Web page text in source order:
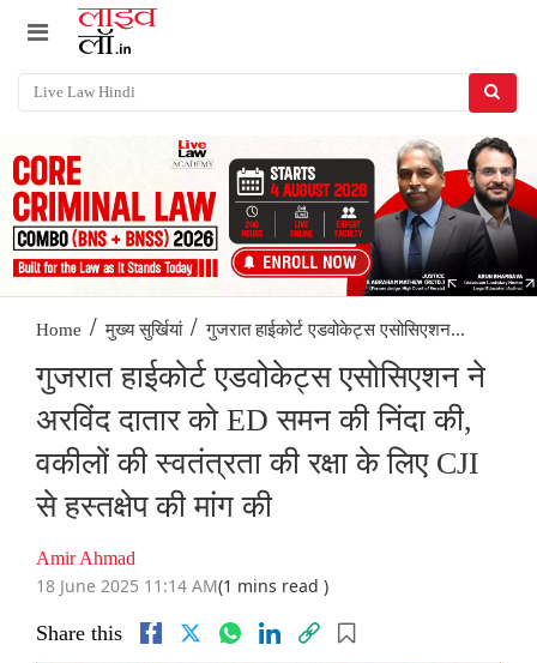
Home / मुख्य सुर्खियां / गुजरात हाईकोर्ट एडवोकेट्स एसोसिएशन...
गुजरात हाईकोर्ट एडवोकेट्स एसोसिएशन ने
अरविंद दातार को ED समन की निंदा की,
वकीलों की स्वतंत्रता की रक्षा के लिए CJI
से हस्तक्षेप की मांग की
Amir Ahmad
18 June 2025 11:14 AM(1 mins read )
Share this